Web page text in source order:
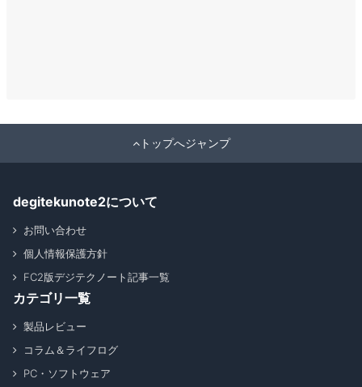
トップへジャンプ
degitekunote2について
お問い合わせ
個人情報保護方針
FC2版デジテクノート記事一覧
カテゴリ一覧
製品レビュー
コラム＆ライフログ
PC・ソフトウェア